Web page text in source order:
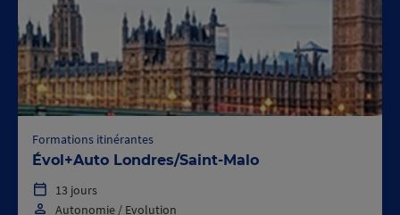
Formations itinérantes
Évol+Auto Londres/Saint-Malo
13 jours
Autonomie / Evolution